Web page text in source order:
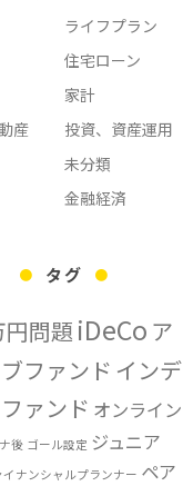
ライフプラン
住宅ローン
家計
産
投資、資産運用
未分類
金融経済
タグ
問題 iDeCo ア
ファンド インデ
ァンド オンライン
後 ゴール設定 ジュニア
イナンシャルプランナー ペア